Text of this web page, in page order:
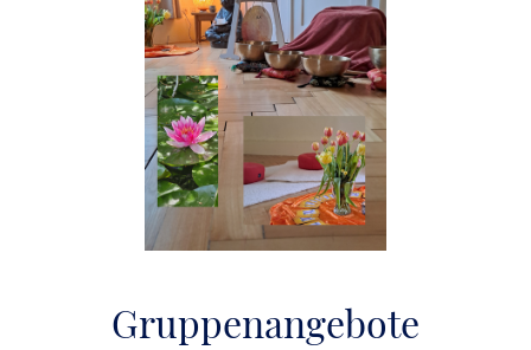
Gruppenangebote